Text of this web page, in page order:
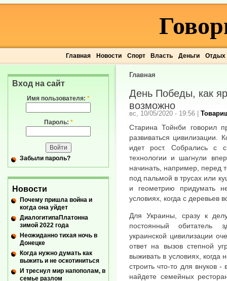
Главная Новости Спорт Власть Деньги Отдых
Главная
День Победы, как
возможно
вс, 10/05/2020 - 19:56 |
Старина Тойнби говорил
развиваться цивилизации.
идет рост. Собрались с
технологии и шагнули
начинать, например, перед
под пальмой в трусах или
и геометрию придумать
условиях, когда с деревьев
Для Украины, сразу к
постоянный обитатель
украинской цивилизации
ответ на вызов степной
выживать в условиях,
строить что-то для внуков
найдете семейных
Вход на сайт
Имя пользователя: *
Пароль: *
Забыли пароль?
Новости
Почему пришла война и
когда она уйдет
ДиалогитипаПлатонна
зимой 2022 года
Неожиданно тихая ночь в
Донецке
Когда нужно думать как
выжить и не оскотиниться
И треснул мир напополам, в
семье разлом